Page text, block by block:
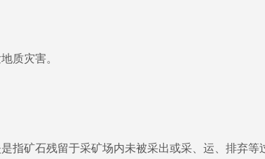
质灾害。
矿石残留于采矿场内未被采出或采、运、排弃等